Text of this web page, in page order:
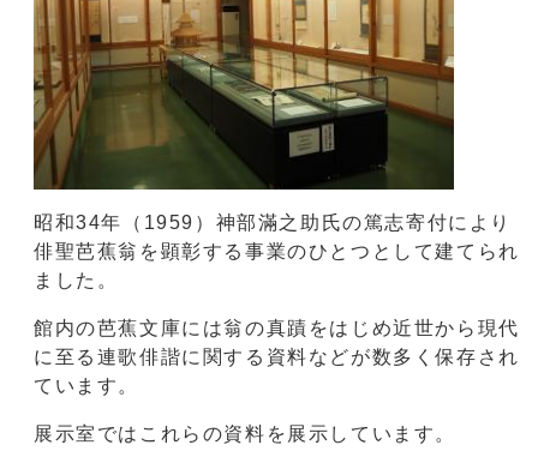
昭和34年（1959）神部滿之助氏の篤志寄付により
俳聖芭蕉翁を顕彰する事業のひとつとして建てられ
ました。
館内の芭蕉文庫には翁の真蹟をはじめ近世から現代
に至る連歌俳諧に関する資料などが数多く保存され
ています。
展示室ではこれらの資料を展示しています。